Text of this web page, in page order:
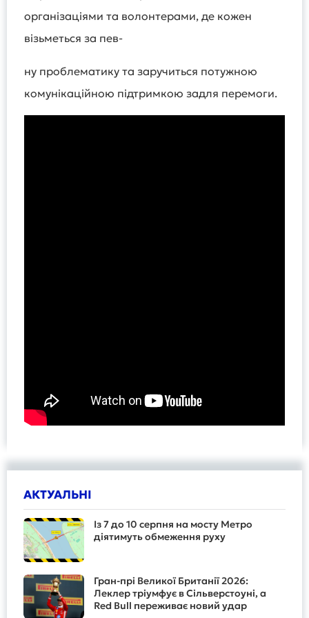
організаціями та волонтерами, де кожен
візьметься за пев-
ну проблематику та заручиться потужною
комунікаційною підтримкою задля перемоги.
АКТУАЛЬНІ
Із 7 до 10 серпня на мосту Метро
діятимуть обмеження руху
Гран-прі Великої Британії 2026:
Леклер тріумфує в Сільверстоуні, а
Red Bull переживає новий удар